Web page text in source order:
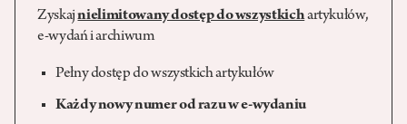
Zyskajnielimitowany dostęp do wszystkichartykułów,
e-wydań i archiwum
Pełny dostęp do wszystkich artykułów
Każdy nowy numer od razu w e-wydaniu